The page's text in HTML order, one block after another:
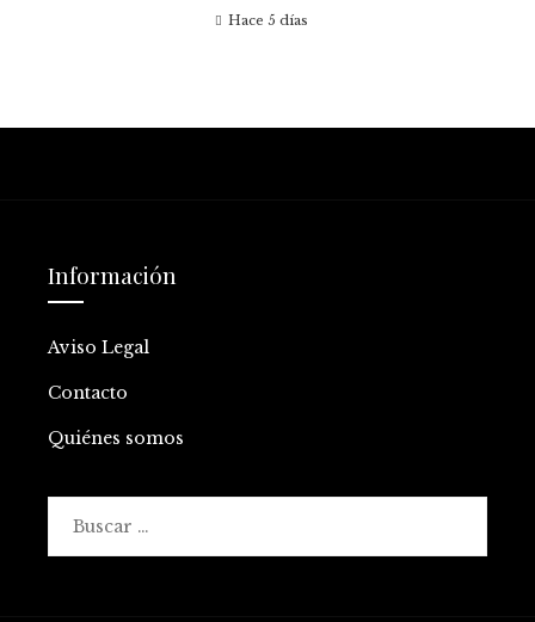
Hace 5 días
Información
Aviso Legal
Contacto
Quiénes somos